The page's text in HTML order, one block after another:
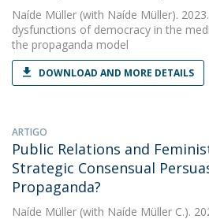
Naíde Müller (with Naíde Müller).
dysfunctions of democracy in the
the propaganda model
DOWNLOAD AND MORE DETAILS
ARTIGO
Public Relations and
Strategic Consensual
Propaganda?
Naíde Müller (with Naíde Müller C.).